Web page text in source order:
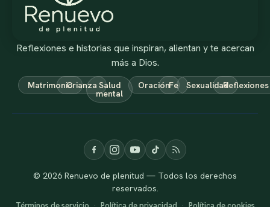
Reflexiones e historias que inspiran, alientan y te acercan
más a Dios.
MatrimonioCrianza Salud
mental
OraciónFe SexualidadReflexiones
© 2026 Renuevo de plenitud — Todos los derechos
reservados.